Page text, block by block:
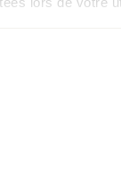
de protection